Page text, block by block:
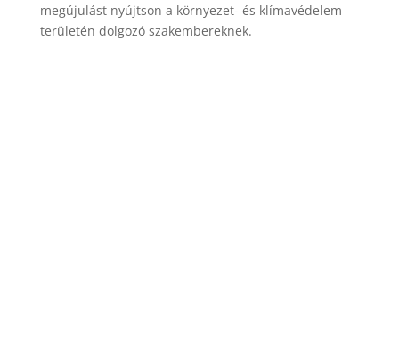
megújulást nyújtson a környezet- és klímavédelem
területén dolgozó szakembereknek.